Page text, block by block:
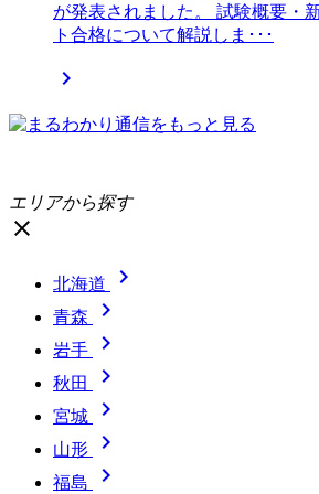
が発表されました。 試験概要・
ト合格について解説しま･･･

エリアから探す
close
北海道 
青森 
岩手 
秋田 
宮城 
山形 
福島 